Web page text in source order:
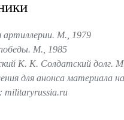
артиллерии. М., 1979
М., 1985
К. К. Солдатский долг.
для анонса материала
militaryrussia.ru